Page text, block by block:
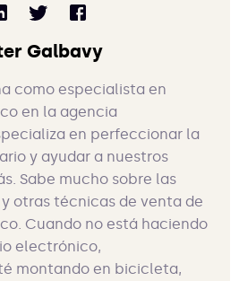
Galbavy
como especialista en
en la agencia
en perfeccionar la
y ayudar a nuestros
Sabe mucho sobre las
otras técnicas de venta de
Cuando no está haciendo
electrónico,
montando en bicicleta,